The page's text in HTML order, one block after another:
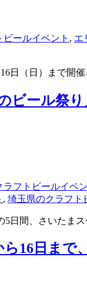
ールイベント , エ
日（日）まで開催
ール祭り
ラフトビールイベ
, 埼玉県のクラフト
日間、さいたま
16日まで